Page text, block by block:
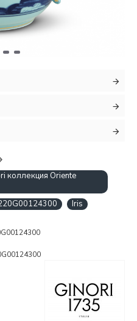
коллекция Oriente
Iris